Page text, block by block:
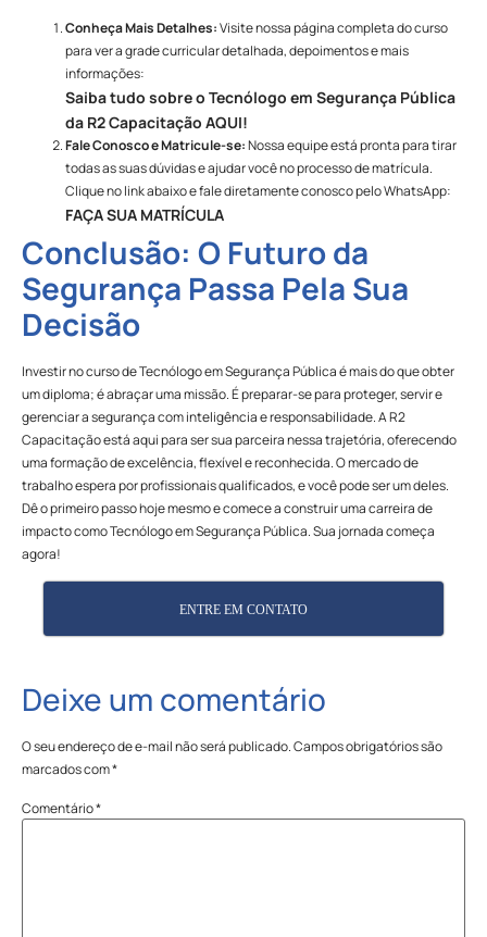
Conheça Mais Detalhes:Visite nossa página completa do curso
para ver a grade curricular detalhada, depoimentos e mais
informações:
Saiba tudo sobre o Tecnólogo em Segurança Pública
da R2 Capacitação AQUI!
Fale Conosco e Matricule-se:Nossa equipe está pronta para tirar
todas as suas dúvidas e ajudar você no processo de matrícula.
Clique no link abaixo e fale diretamente conosco pelo WhatsApp:
FAÇA SUA MATRÍCULA
Conclusão: O Futuro da
Segurança Passa Pela Sua
Decisão
Investir no curso de Tecnólogo em Segurança Pública é mais do que obter
um diploma; é abraçar uma missão. É preparar-se para proteger, servir e
gerenciar a segurança com inteligência e responsabilidade. A R2
Capacitação está aqui para ser sua parceira nessa trajetória, oferecendo
uma formação de excelência, flexível e reconhecida. O mercado de
trabalho espera por profissionais qualificados, e você pode ser um deles.
Dê o primeiro passo hoje mesmo e comece a construir uma carreira de
impacto como Tecnólogo em Segurança Pública. Sua jornada começa
agora!
ENTRE EM CONTATO
Deixe um comentário
O seu endereço de e-mail não será publicado.Campos obrigatórios são
marcados com*
Comentário*